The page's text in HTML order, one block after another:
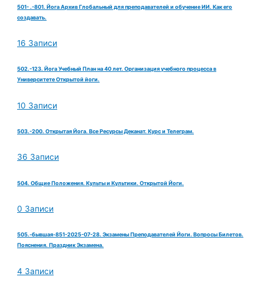
501- .-801. Йога Архив Глобальный для преподавателей и обучение ИИ. Как его
создавать.
16 Записи
502.-123. Йога Учебный План на 40 лет. Организация учебного процесса в
Университете Открытой йоги.
10 Записи
503.-200. Открытая Йога. Все Ресурсы Деканат. Курс и Телеграм.
36 Записи
504. Общие Положения. Культы и Культики. Открытой Йоги.
0 Записи
505.-бывшая-851-2025-07-28. Экзамены Преподавателей Йоги. Вопросы Билетов.
Пояснения. Праздник Экзамена.
4 Записи